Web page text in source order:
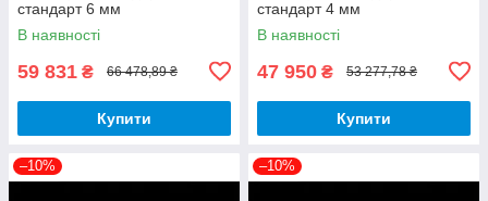
стандарт 6 мм
В наявності
59 831 ₴ 66 478,89 ₴
Купити
стандарт 4 мм
В наявності
47 950 ₴ 53 277,78 ₴
Купити
–10% –10%